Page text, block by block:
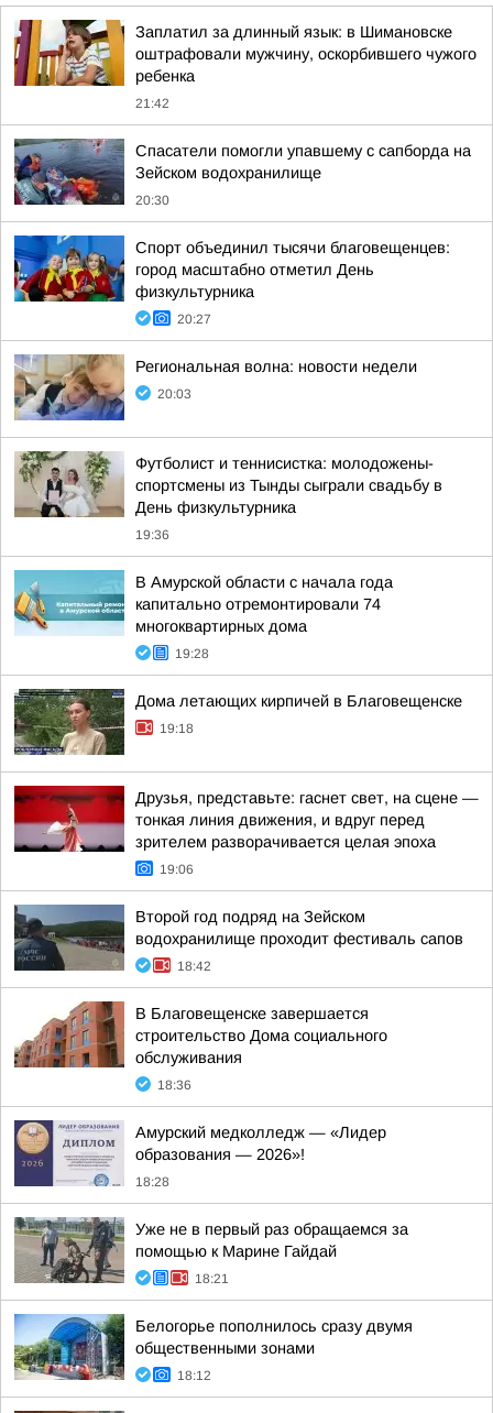
Заплатил за длинный язык: в Шимановске
оштрафовали мужчину, оскорбившего чужого
ребенка
21:42
Спасатели помогли упавшему с сапборда на
Зейском водохранилище
20:30
Спорт объединил тысячи благовещенцев:
город масштабно отметил День
физкультурника
20:27
Региональная волна: новости недели
20:03
Футболист и теннисистка: молодожены-
спортсмены из Тынды сыграли свадьбу в
День физкультурника
19:36
В Амурской области с начала года
капитально отремонтировали 74
многоквартирных дома
19:28
Дома летающих кирпичей в Благовещенске
19:18
Друзья, представьте: гаснет свет, на сцене —
тонкая линия движения, и вдруг перед
зрителем разворачивается целая эпоха
19:06
Второй год подряд на Зейском
водохранилище проходит фестиваль сапов
18:42
В Благовещенске завершается
строительство Дома социального
обслуживания
18:36
Амурский медколледж — «Лидер
образования — 2026»!
18:28
Уже не в первый раз обращаемся за
помощью к Марине Гайдай
18:21
Белогорье пополнилось сразу двумя
общественными зонами
18:12